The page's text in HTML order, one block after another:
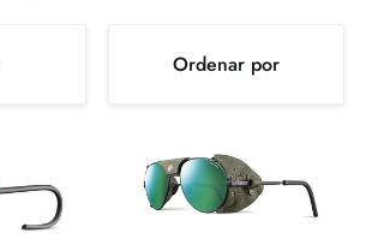
Ordenar
Ordenar por
Ordenar
por
(SP3)